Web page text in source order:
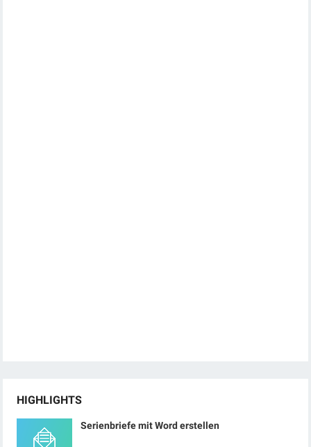
HIGHLIGHTS
Serienbriefe mit Word erstellen